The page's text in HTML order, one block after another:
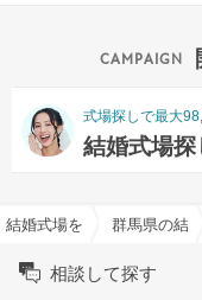
式場探しで最大
結婚式場
結婚式場を探すならハナユメ
群馬県の結
相談して探す